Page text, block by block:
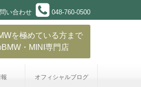
い合わせ 048-760-0500
を極めている方まで
・MINI専門店
オフィシャルブログ